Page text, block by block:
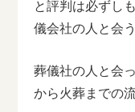
と評判は必ずし
儀会社の人と会
葬儀社の人と会
から火葬までの